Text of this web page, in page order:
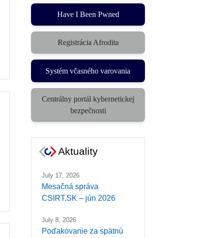
Have I Been Pwned
Registrácia Afrodita
Systém včasného varovania
(otvorí sa v novom okne)
Centrálny portál kybernetickej
bezpečnosti(otvorí sa v novom okne)
Aktuality
July 17, 2026
Mesačná správa
CSIRT.SK – jún 2026
July 8, 2026
Poďakovanie za spätnú